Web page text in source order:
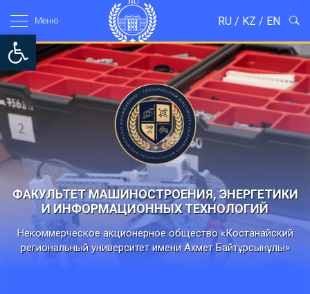
Open toolbar
Mеню RU / KZ / EN
ФАКУЛЬТЕТ МАШИНОСТРОЕНИЯ, ЭНЕРГЕТИКИ
И ИНФОРМАЦИОННЫХ ТЕХНОЛОГИЙ
Некоммерческое акционерное общество «Костанайский
региональный университет имени Ахмет Байтұрсынұлы»